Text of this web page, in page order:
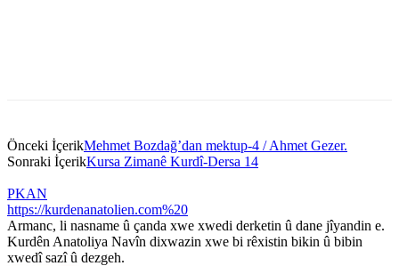
Önceki İçerikMehmet Bozdağ’dan mektup-4 / Ahmet Gezer.
Sonraki İçerikKursa Zimanê Kurdî-Dersa 14
PKAN
https://kurdenanatolien.com%20
Armanc, li nasname û çanda xwe xwedi derketin û dane jîyandin e.
Kurdên Anatoliya Navîn dixwazin xwe bi rêxistin bikin û bibin
xwedî sazî û dezgeh.